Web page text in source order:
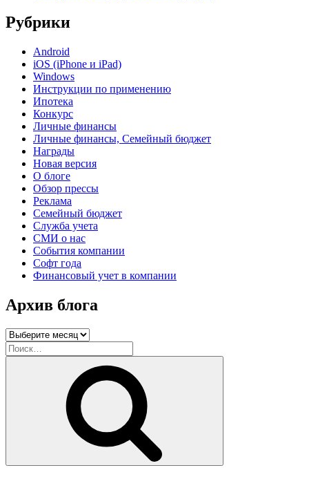
Рубрики
Android
iOS (iPhone и iPad)
Windows
Инструкции по применению
Ипотека
Конкурс
Личные финансы
Личные финансы, Семейный бюджет
Награды
Новая версия
О блоге
Обзор прессы
Реклама
Семейный бюджет
Служба учета
СМИ о нас
События компании
Софт года
Финансовый учет в компании
Архив блога
Архив
блога
Искать: